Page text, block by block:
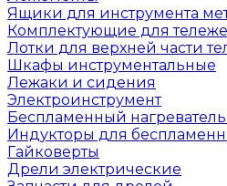
Ящики для инструмента
Комплектующие для
Лотки для верхней части
Шкафы инструментальные
Лежаки и сидения
Электроинструмент
Беспламенный нагреватель
Индукторы для
Гайковерты
Дрели электрические